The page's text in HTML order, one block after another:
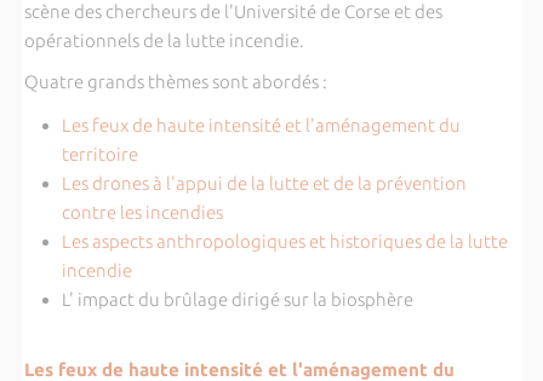
scène des chercheurs de l'Université de Corse et des
opérationnels de la lutte incendie.
Quatre grands thèmes sont abordés :
Les feux de haute intensité et l'aménagement du
territoire
Les drones à l'appui de la lutte et de la prévention
contre les incendies
Les aspects anthropologiques et historiques de la lutte
incendie
L' impact du brûlage dirigé sur la biosphère
Les feux de haute intensité et l'aménagement du